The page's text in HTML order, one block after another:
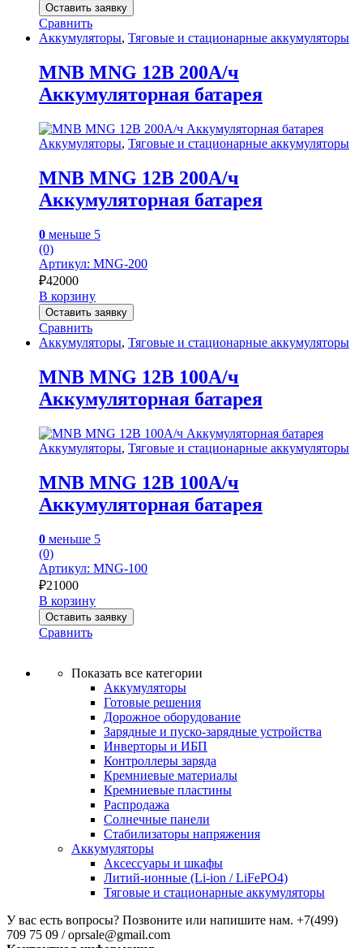
Оставить заявку
Сравнить
Аккумуляторы, Тяговые и стационарные аккумуляторы
MNB MNG 12В 200А/ч
Аккумуляторная батарея
Аккумуляторы, Тяговые и стационарные аккумуляторы
MNB MNG 12В 200А/ч
Аккумуляторная батарея
0 меньше 5
(0)
Артикул: MNG-200
₽42000
В корзину
Оставить заявку
Сравнить
Аккумуляторы, Тяговые и стационарные аккумуляторы
MNB MNG 12В 100А/ч
Аккумуляторная батарея
Аккумуляторы, Тяговые и стационарные аккумуляторы
MNB MNG 12В 100А/ч
Аккумуляторная батарея
0 меньше 5
(0)
Артикул: MNG-100
₽21000
В корзину
Оставить заявку
Сравнить
Показать все категории
Аккумуляторы
Готовые решения
Дорожное оборудование
Зарядные и пуско-зарядные устройства
Инверторы и ИБП
Контроллеры заряда
Кремниевые материалы
Кремниевые пластины
Распродажа
Солнечные панели
Стабилизаторы напряжения
Аккумуляторы
Аксессуары и шкафы
Литий-ионные (Li-ion / LiFePO4)
Тяговые и стационарные аккумуляторы
У вас есть вопросы? Позвоните или напишите нам. +7(499)
709 75 09 / oprsale@gmail.com